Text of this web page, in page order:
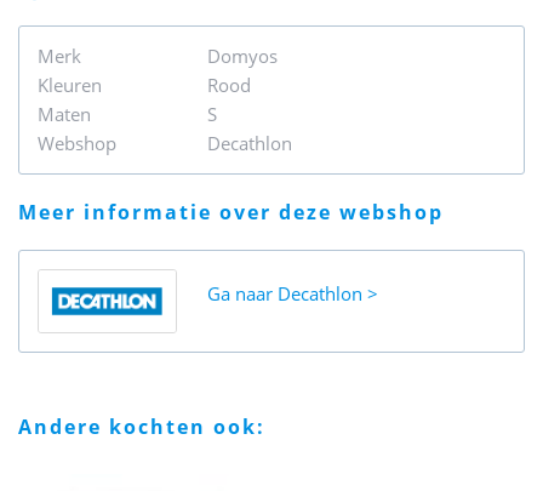
Merk
Domyos
Kleuren
Rood
Maten
S
Webshop
Decathlon
meer informatie over deze webshop
Ga naar Decathlon
andere kochten ook: